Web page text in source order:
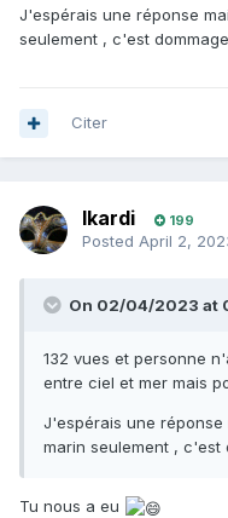
J'espérais une réponse
seulement , c'est
Citer
Ikardi 199
Posted April 2,
On 02/04/2023 at
132 vues et personne
entre ciel et mer mais
J'espérais une
marin seulement , c'est
Tu nous a eu